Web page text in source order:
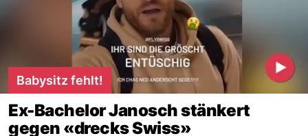
Babysitz fehlt!
Ex-Bachelor Janosch stänkert
gegen «drecks Swiss»